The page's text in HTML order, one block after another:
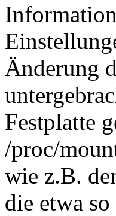
Änderung
Festplatte
/proc/
wie z.B.
die etwa so